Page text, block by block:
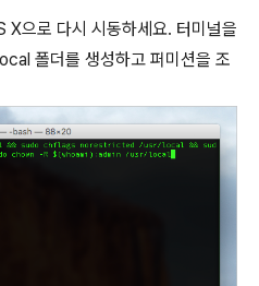
으로 다시 시동하세요. 터미널을
폴더를 생성하고 퍼미션을 조